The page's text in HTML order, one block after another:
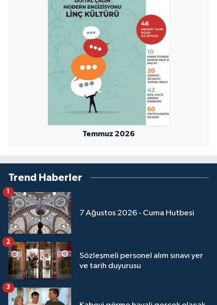
Temmuz 2026
Trend Haberler
7 Ağustos 2026 - Cuma Hutbesi
1
Sözleşmeli personel alım sınavı yer
ve tarih duyurusu
2
3